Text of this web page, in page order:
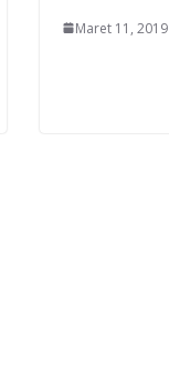
Maret 11, 2019